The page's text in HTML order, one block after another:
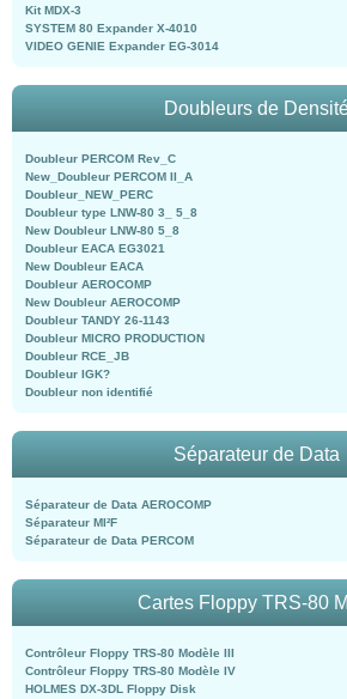
Kit MDX-3
SYSTEM 80 Expander X-4010
VIDEO GENIE Expander EG-3014
Doubleurs de
Doubleur PERCOM Rev_C
New_Doubleur PERCOM II_A
Doubleur_NEW_PERC
Doubleur type LNW-80 3_ 5_8
New Doubleur LNW-80 5_8
Doubleur EACA EG3021
New Doubleur EACA
Doubleur AEROCOMP
New Doubleur AEROCOMP
Doubleur TANDY 26-1143
Doubleur MICRO PRODUCTION
Doubleur RCE_JB
Doubleur IGK?
Doubleur non identifié
Séparateur de Data
Séparateur de Data AEROCOMP
Séparateur MI²F
Séparateur de Data PERCOM
Cartes Floppy TRS-80
Contrôleur Floppy TRS-80 Modèle III
Contrôleur Floppy TRS-80 Modèle IV
HOLMES DX-3DL Floppy Disk